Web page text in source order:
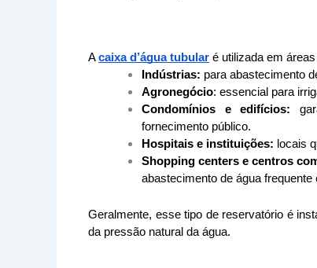
A caixa d’água tubular é utilizada em
Indústrias: para abastecimento
Agronegócio: essencial para
Condomínios e edifícios:
fornecimento público.
Hospitais e instituições: locais
Shopping centers e centros
abastecimento de água
Geralmente, esse tipo de reservatório é
da pressão natural da água.